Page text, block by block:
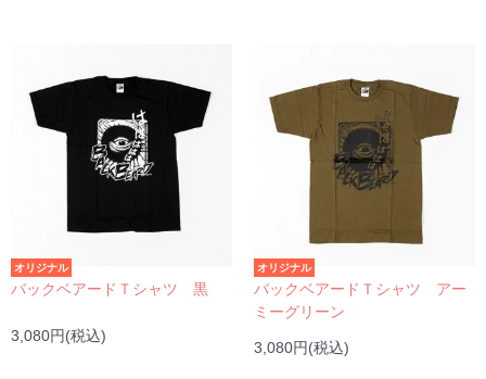
オリジナル
バックベアードＴシャツ 黒
3,080円(税込)
オリジナル
バックベアードＴシャツ アー
ミーグリーン
3,080円(税込)